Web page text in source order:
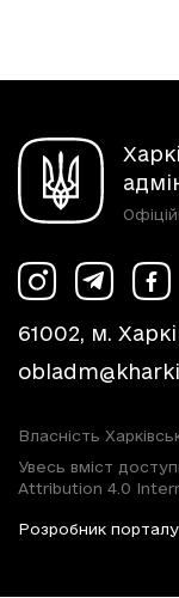
61002, м.
Власність
Увесь вміст
Attribution 4.0
Розробник